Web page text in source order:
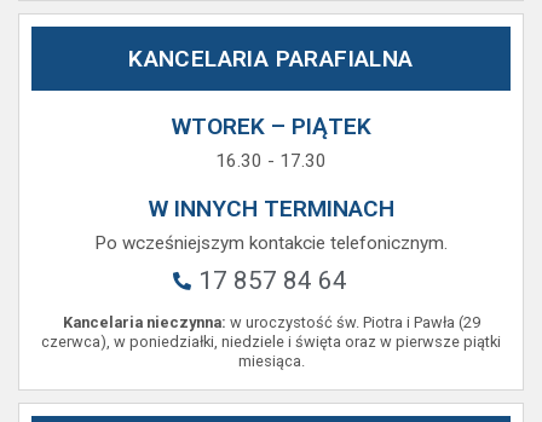
KANCELARIA PARAFIALNA
WTOREK – PIĄTEK
16.30 - 17.30
W INNYCH TERMINACH
Po wcześniejszym kontakcie telefonicznym.
17 857 84 64
Kancelaria nieczynna: w uroczystość św. Piotra i Pawła (29
czerwca), w poniedziałki, niedziele i święta oraz w pierwsze piątki
miesiąca.